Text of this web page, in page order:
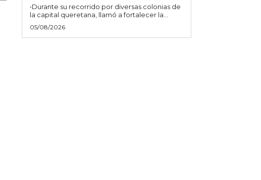
•Durante su recorrido por diversas colonias de
la capital queretana, llamó a fortalecer la...
05/08/2026